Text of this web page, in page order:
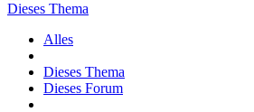
Dieses Thema
Alles
Dieses Thema
Dieses Forum